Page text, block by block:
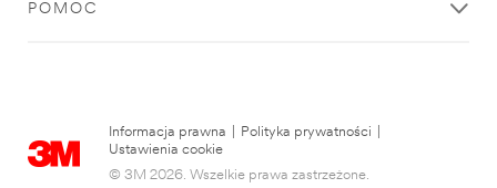
POMOC
Informacja prawna Polityka prywatności
Ustawienia cookie
© 3M 2026. Wszelkie prawa zastrzeżone.